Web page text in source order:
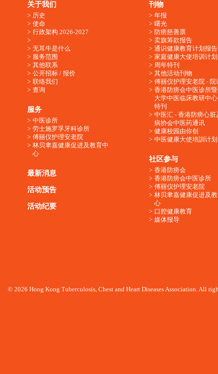
关于我们
历史
使命
行政架构 2026-2027
无耳牛是什么
服务范围
其他联系
公开招标 / 报价
联络我们
查询
服务
中医诊所
劳士施罗孚牙科诊所
傅丽仪护理安老院
林贝聿嘉健康促进及教育中
心
最新消息
活动预告
活动纪要
刊物
年报
曙光
防痨慈善票
卖旗筹款报告
通识健康教育计划报告
家庭健康大使培训计划
周年特刊
其他活动刊物
傅丽仪护理安老院 - 院
香港防痨会中医诊所
大学中医临床教研中
特刊
中医汇 - 香港防痨心脏
病协会中医药通讯
健康校园由你创
中医健康大使培訓计划
社区参与
香港防痨会
香港防痨会中医诊所
傅丽仪护理安老院
林贝聿嘉健康促进及
心
口腔健康教育
媒体报导
© 2026 Hong Kong Tuberculosis, Chest and Heart Diseases Association. All